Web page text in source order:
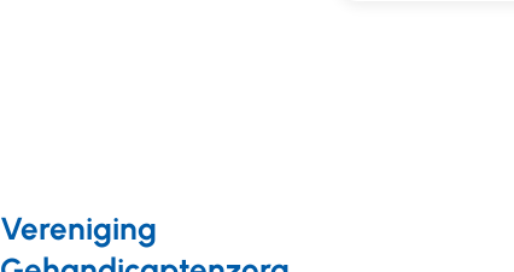
Vereniging